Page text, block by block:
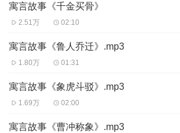
寓言故事《千金买骨》
2.51万 02:10
寓言故事《鲁人乔迁》.mp3
1.80万 01:31
寓言故事《象虎斗驳》.mp3
1.69万 02:00
寓言故事《曹冲称象》.mp3